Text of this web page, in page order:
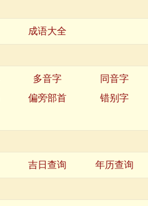
成语大全
多音字
同音字
偏旁部首
错别字
吉日查询 年历查询